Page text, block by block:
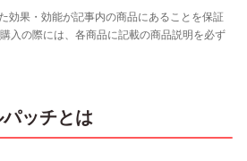
効果・効能が記事内の商品にあることを保証
入の際には、各商品に記載の商品説明を必ず
ッチとは